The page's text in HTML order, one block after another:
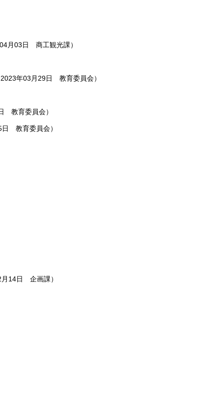
月03日 商工観光課 ）
2023年03月29日 教育委員会）
教育委員会）
教育委員会）
14日 企画課 ）